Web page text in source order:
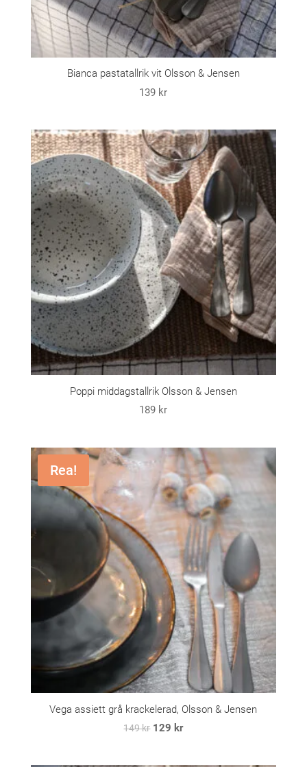
Bianca pastatallrik vit Olsson & Jensen
139 kr
Poppi middagstallrik Olsson & Jensen
189 kr
Rea!
Vega assiett grå krackelerad, Olsson & Jensen
149kr Det
129 krDet